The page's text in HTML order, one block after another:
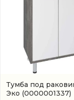
Тумба под
Эко (0000001337)